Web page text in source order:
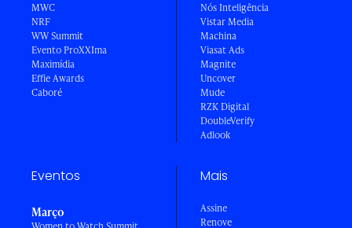
MWC
NRF
WW Summit
Evento ProXXIma
Maximídia
Effie Awards
Caboré
Nós Inteligência
Vistar Media
Machina
Viasat Ads
Magnite
Uncover
Mude
RZK Digital
DoubleVerify
Adlook
Eventos
Março
Mais
Assine
Renove